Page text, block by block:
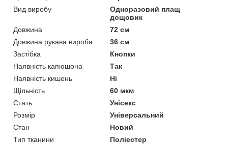
Вид виробу
Одноразовий плащ
дощовик
Довжина
72 см
Довжина рукава вироба
36 см
Застібка
Кнопки
Наявність капюшона
Так
Наявність кишень
Ні
Щільність
60 мкм
Стать
Унісекс
Розмір
Універсальний
Стан
Новий
Тип тканини
Поліестер